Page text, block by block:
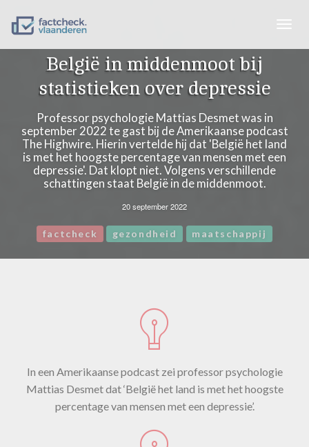
België in middenmoot bij
statistieken over depressie
Professor psychologie Mattias Desmet was in
september 2022 te gast bij de Amerikaanse podcast
The Highwire. Hierin vertelde hij dat 'België het land
is met het hoogste percentage van mensen met een
depressie'. Dat klopt niet. Volgens verschillende
schattingen staat België in de middenmoot.
20 september 2022
factcheck gezondheid maatschappij
In een Amerikaanse podcast zei professor psychologie
Mattias Desmet dat ‘België het land is met het hoogste
percentage van mensen met een depressie’.